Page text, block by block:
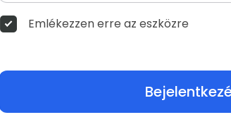
Emlékezzen erre az eszközre